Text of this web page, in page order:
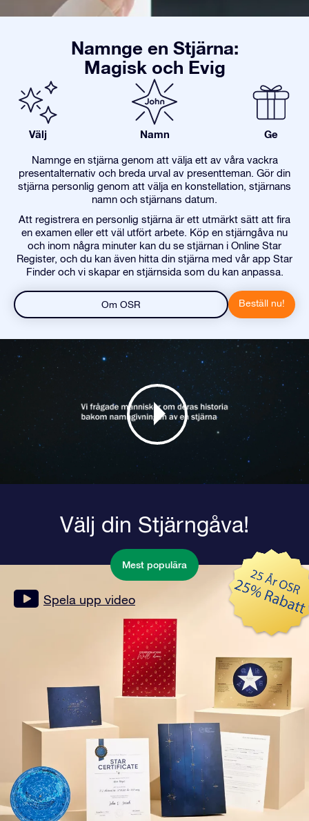
Namnge en Stjärna:
Magisk och Evig
Välj Namn Ge
Namnge en stjärna genom att välja ett av våra vackra
presentalternativ och breda urval av presentteman. Gör din
stjärna personlig genom att välja en konstellation, stjärnans
namn och stjärnans datum.
Att registrera en personlig stjärna är ett utmärkt sätt att fira
en examen eller ett väl utfört arbete. Köp en stjärngåva nu
och inom några minuter kan du se stjärnan i Online Star
Register, och du kan även hitta din stjärna med vår app Star
Finder och vi skapar en stjärnsida som du kan anpassa.
Om OSR Beställ nu!
Välj din Stjärngåva!
Mest populära
Spela upp video